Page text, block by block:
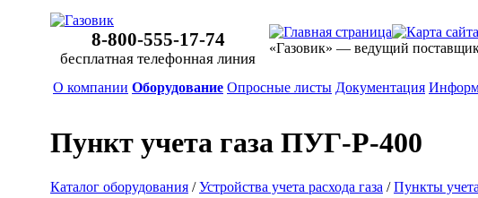
8-800-555-17-74
бесплатная телефонная линия
«Газовик» — ведущий
О компании Оборудование Опросные листы Документация
Пункт учета газа ПУГ-Р-400
Каталог оборудования /Устройства учета расхода газа /Пункты учета